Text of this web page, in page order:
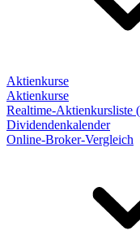
Aktienkurse
Aktienkurse
Realtime-Aktienkursliste
Dividendenkalender
Online-Broker-Vergleich